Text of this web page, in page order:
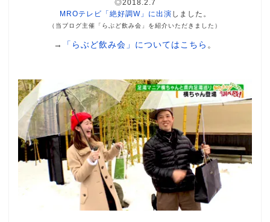
◎2018.2.7
MROテレビ「絶好調W」に出演 しました。
（当ブログ主催「らぶど飲み会」を紹介いただきました）
→ 「らぶど飲み会」についてはこちら 。